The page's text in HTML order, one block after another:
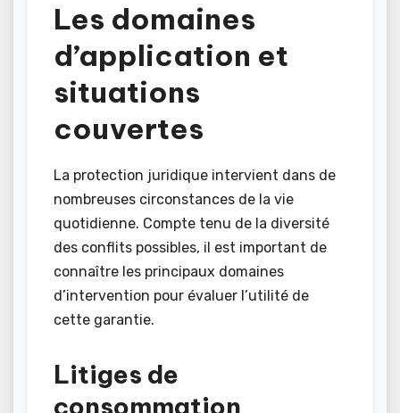
Les domaines
d’application et
situations
couvertes
La protection juridique intervient dans de
nombreuses circonstances de la vie
quotidienne. Compte tenu de la diversité
des conflits possibles, il est important de
connaître les principaux domaines
d’intervention pour évaluer l’utilité de
cette garantie.
Litiges de
consommation